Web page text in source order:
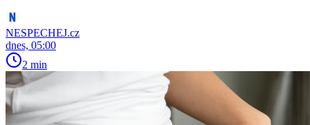
NESPECHEJ.cz
dnes, 05:00
2 min